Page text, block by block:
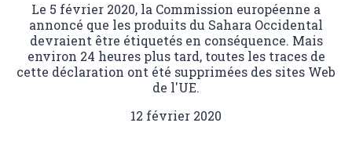
Le 5 février 2020, la Commission européenne a
annoncé que les produits du Sahara Occidental
devraient être étiquetés en conséquence. Mais
environ 24 heures plus tard, toutes les traces de
cette déclaration ont été supprimées des sites Web
de l'UE.
12 février 2020